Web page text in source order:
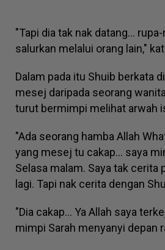
"Tapi dia tak nak datang...
salurkan melalui orang lain,"
Dalam pada itu Shuib berkata
mesej daripada seorang
turut bermimpi melihat arwah
"Ada seorang hamba Allah
yang mesej tu cakap... saya
Selasa malam. Saya tak cerita
lagi. Tapi nak cerita dengan
"Dia cakap... Ya Allah saya
mimpi Sarah menyanyi depan